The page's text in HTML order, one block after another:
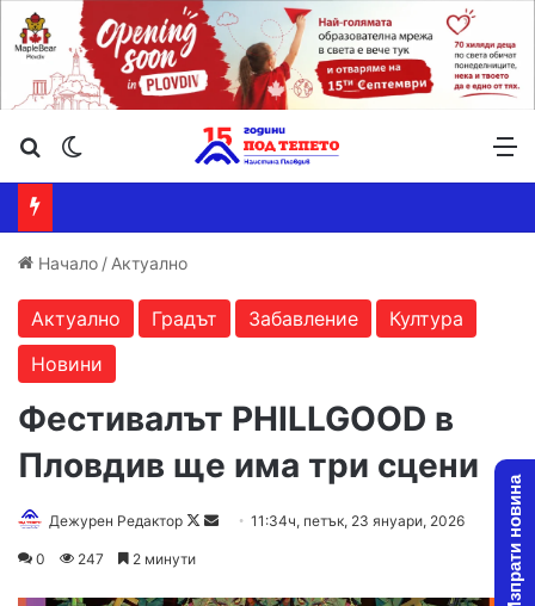
Търсене ...
Начало / Актуално
Актуално Градът Забавление
Култура
Новини
Фестивалът PHILLGOOD в
Пловдив ще има три сцени
Дежурен Редактор
Follow
Send11:34ч, петък, 23 януари, 2026
0 247 2 минути Изпрати новина